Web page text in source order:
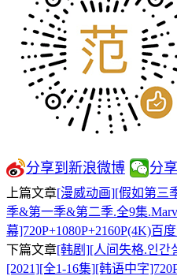
分享到新浪微博 分
上篇文章[漫威动画][假如第三
季&第一季&第二季.全9集
幕]720P+1080P+2160P(4K)百
下篇文章[韩剧][人间失格.인간
[2021][全1-16集][韩语中字